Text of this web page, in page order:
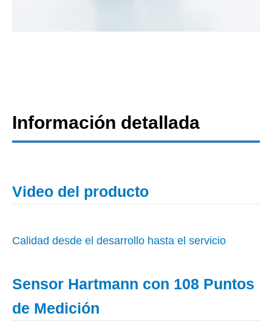
Información detallada
Video del producto
Calidad desde el desarrollo hasta el servicio
Sensor Hartmann con 108 Puntos
de Medición